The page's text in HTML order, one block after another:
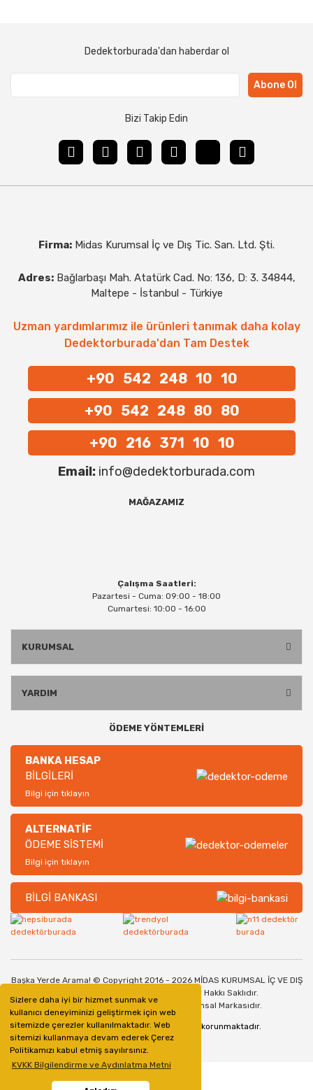
Sizlere daha iyi bir hizmet sunmak ve
kullanıcı deneyiminizi geliştirmek için web
sitemizde çerezler kullanılmaktadır. Web
sitemizi kullanmaya devam ederek Çerez
Politikamızı kabul etmiş sayılırsınız.
KVKK Bilgilendirme ve Aydınlatma Metni
Dedektorburada'dan haberdar ol
Abone Ol
Bizi Takip Edin
Firma: Midas Kurumsal İç ve Dış Tic. San. Ltd. Şti.
Adres: Bağlarbaşı Mah. Atatürk Cad. No: 136, D: 3. 34844,
Maltepe - İstanbul - Türkiye
Uzman yardımlarımız ile ürünleri tanımak daha kolay
Dedektorburada'dan Tam Destek
+90 542 248 10 10
+90 542 248 80 80
+90 216 371 10 10
Email: info@dedektorburada.com
MAĞAZAMIZ
Çalışma Saatleri:
Pazartesi - Cuma: 09:00 - 18:00
Cumartesi: 10:00 - 16:00
KURUMSAL
YARDIM
ÖDEME YÖNTEMLERİ
BANKA HESAP
BİLGİLERİ
Bilgi için tıklayın
ALTERNATİF
ÖDEME SİSTEMİ
Bilgi için tıklayın
BİLGİ BANKASI
Başka Yerde Arama! © Copyright 2016 - 2026 MİDAS KURUMSAL İÇ VE DIŞ
TİCARET SANAYİ LİMİTED ŞİRKETİ. Her Hakkı Saklıdır.
Dedektorburada.com, bir Midas Kurumsal Markasıdır.
128bit SSL Güvenlik Sertifikası ile korunmaktadır.